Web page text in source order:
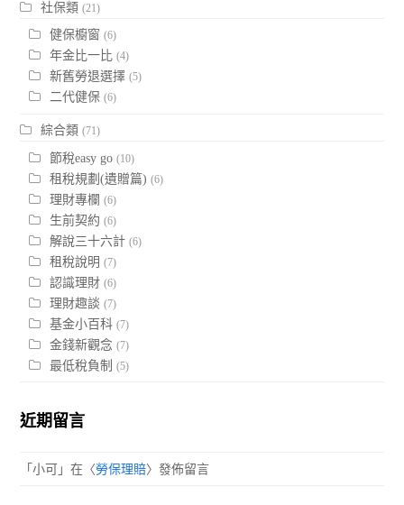
社保類 (21)
健保櫥窗 (6)
年金比一比 (4)
新舊勞退選擇 (5)
二代健保 (6)
綜合類 (71)
節稅easy go (10)
租稅規劃(遺贈篇) (6)
理財專欄 (6)
生前契約 (6)
解說三十六計 (6)
租稅說明 (7)
認識理財 (6)
理財趣談 (7)
基金小百科 (7)
金錢新觀念 (7)
最低稅負制 (5)
近期留言
「小可 」在〈勞保理賠〉發佈留言